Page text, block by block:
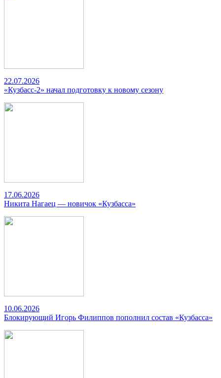
22.07.2026
«Кузбасс-2» начал подготовку к новому сезону
17.06.2026
Никита Нагаец — новичок «Кузбасса»
10.06.2026
Блокирующий Игорь Филиппов пополнил состав «Кузбасса»